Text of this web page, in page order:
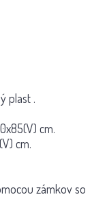
plast .
cm.
cm.
zámkov so